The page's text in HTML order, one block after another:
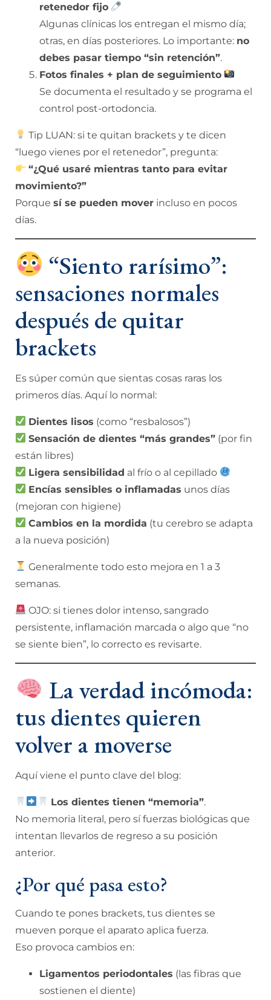
retenedor fijo
Algunas clínicas los entregan el mismo día;
otras, en días posteriores. Lo importante: no
debes pasar tiempo “sin retención”.
Fotos finales + plan de seguimiento
Se documenta el resultado y se programa el
control post-ortodoncia.
Tip LUAN: si te quitan brackets y te dicen
“luego vienes por el retenedor”, pregunta:
“¿Qué usaré mientras tanto para evitar
movimiento?”
Porque sí se pueden mover incluso en pocos
días.
“Siento rarísimo”:
sensaciones normales
después de quitar
brackets
Es súper común que sientas cosas raras los
primeros días. Aquí lo normal:
Dientes lisos (como “resbalosos”)
Sensación de dientes “más grandes” (por fin
están libres)
Ligera sensibilidad al frío o al cepillado
Encías sensibles o inflamadas unos días
(mejoran con higiene)
Cambios en la mordida (tu cerebro se adapta
a la nueva posición)
Generalmente todo esto mejora en 1 a 3
semanas.
OJO: si tienes dolor intenso, sangrado
persistente, inflamación marcada o algo que “no
se siente bien”, lo correcto es revisarte.
La verdad incómoda:
tus dientes quieren
volver a moverse
Aquí viene el punto clave del blog:
Los dientes tienen “memoria”.
No memoria literal, pero sí fuerzas biológicas que
intentan llevarlos de regreso a su posición
anterior.
¿Por qué pasa esto?
Cuando te pones brackets, tus dientes se
mueven porque el aparato aplica fuerza.
Eso provoca cambios en:
Ligamentos periodontales (las fibras que
sostienen el diente)